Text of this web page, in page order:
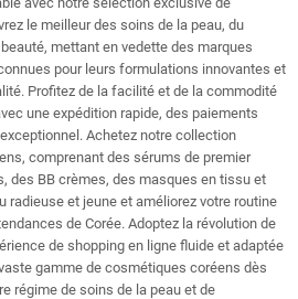
le meilleur des soins de la peau, du
mettant en vedette des marques
pour leurs formulations innovantes et
Profitez de la facilité et de la commodité
une expédition rapide, des paiements
Achetez notre collection
comprenant des sérums de premier
des BB crèmes, des masques en tissu et
radieuse et jeune et améliorez votre routine
de Corée. Adoptez la révolution de
de shopping en ligne fluide et adaptée
gamme de cosmétiques coréens dès
régime de soins de la peau et de